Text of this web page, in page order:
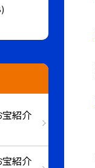
紹介
紹介